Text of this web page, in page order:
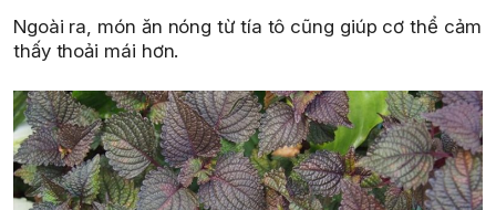
Ngoài ra, món ăn nóng từ tía tô cũng giúp cơ thể cảm
thấy thoải mái hơn.